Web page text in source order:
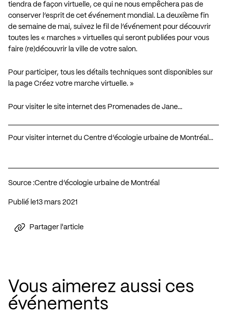
tiendra de façon virtuelle, ce qui ne nous empêchera pas de
conserver l’esprit de cet événement mondial. La deuxième fin
de semaine de mai, suivez le fil de l’événement pour découvrir
toutes les « marches » virtuelles qui seront publiées pour vous
faire (re)découvrir la ville de votre salon.
Pour participer, tous les détails techniques sont disponibles sur
la page Créez votre marche virtuelle. »
Pour visiter le site internet des Promenades de Jane…
Pour visiter internet du Centre d’écologie urbaine de Montréal…
Source :Centre d’écologie urbaine de Montréal
Publié le 13 mars 2021
Partager l'article
Vous aimerez aussi ces
événements